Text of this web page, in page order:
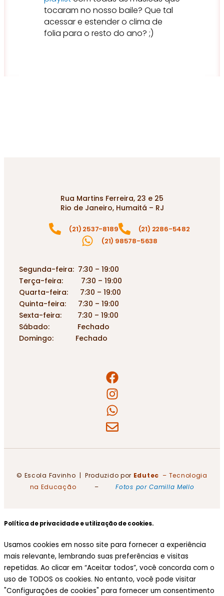
tocaram no nosso baile? Que tal
acessar e estender o clima de
folia para o resto do ano? ;)
Rua Martins Ferreira, 23 e 25
Rio de Janeiro, Humaitá – RJ
(21) 2537-8189
(21) 2286-5482
(21) 98578-5638
Segunda-feira: 7:30 – 19:00
Terça-feira: 7:30 – 19:00
Quarta-feira: 7:30 – 19:00
Quinta-feira: 7:30 – 19:00
Sexta-feira: 7:30 – 19:00
Sábado: Fechado
Domingo: Fechado
© Escola Favinho | Produzido por Edutec – Tecnologia
na Educação
–Fotos por Camilla Mello
Política de privacidade e utilização de cookies.
Usamos cookies em nosso site para fornecer a experiência
mais relevante, lembrando suas preferências e visitas
repetidas. Ao clicar em “Aceitar todos”, você concorda com o
uso de TODOS os cookies. No entanto, você pode visitar
"Configurações de cookies" para fornecer um consentimento